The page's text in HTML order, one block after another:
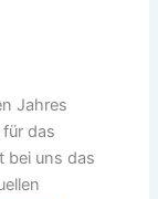
Jahres
das
bei uns das